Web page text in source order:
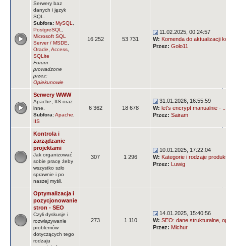
Serwery baz
danych i język
SQL.
Subfora: MySQL
PostgreSQL
Microsoft SQL
Server / MSDE
Oracle Access
SQLite
Forum
prowadzone
przez:
Opiekunowie
16 252 53 731
11.02.2025, 00:24:57
W: Komenda do aktualizacji
Przez: Golo11
Serwery WWW
Apache, IIS oraz
inne.
Subfora:Apache
IIS
6 362 18 678
31.01.2026, 16:55:59
W: let's encrypt manualnie -
Przez: Sairam
Kontrola i
zarządzanie
projektami
Jak organizować
sobie pracę żeby
wszystko szło
sprawnie i po
naszej myśli.
307 1 296
10.01.2025, 17:22:04
W: Kategorie i rodzaje
Przez: Luwig
Optymalizacja i
pozycjonowanie
stron - SEO
Czyli dyskusje i
rozwiązywanie
problemów
dotyczących tego
rodzaju
273 1 110
14.01.2025, 15:40:56
W: SEO: dane strukturalne,
Przez: Michur